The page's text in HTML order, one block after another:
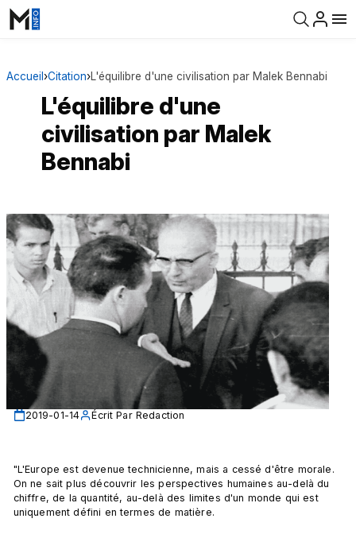
Accueil ›Citation›L'équilibre d'une civilisation par Malek Bennabi
L'équilibre d'une
civilisation par Malek
Bennabi
2019-01-14 Écrit Par Redaction
"L'Europe est devenue technicienne, mais a cessé d'être morale.
On ne sait plus découvrir les perspectives humaines au-delà du
chiffre, de la quantité, au-delà des limites d'un monde qui est
uniquement défini en termes de matière.